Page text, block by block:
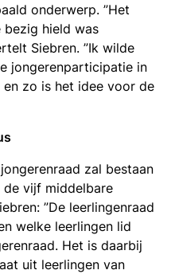
onderwerp. ”Het
bezig hield was
Siebren. ”Ik wilde
jongerenparticipatie in
zo is het idee voor de
zal bestaan
vijf middelbare
”De leerlingenraad
welke leerlingen lid
Het is daarbij
uit leerlingen van